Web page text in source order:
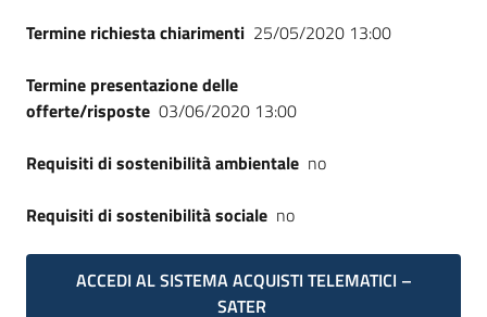
Termine richiesta chiarimenti 25/05/2020 13:00
Termine presentazione delle
offerte/risposte 03/06/2020 13:00
Requisiti di sostenibilità ambientale no
Requisiti di sostenibilità sociale no
ACCEDI AL SISTEMA ACQUISTI TELEMATICI –
SATER